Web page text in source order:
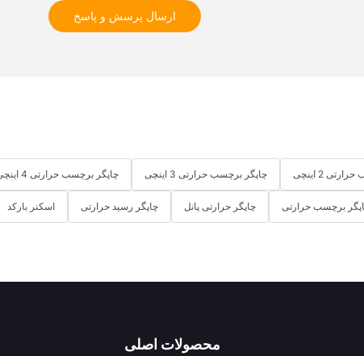
ارسال پرسش و پاسخ
چاپگر برچسب حرارتی 4 اینچی چاپگر برچسب حرارتی 3 اینچی 2 اینچی
اسکنر بارکد چاپگر رسید حرارتی چاپگر حرارتی پانل برچسب حرارتی
محصولات اصلی